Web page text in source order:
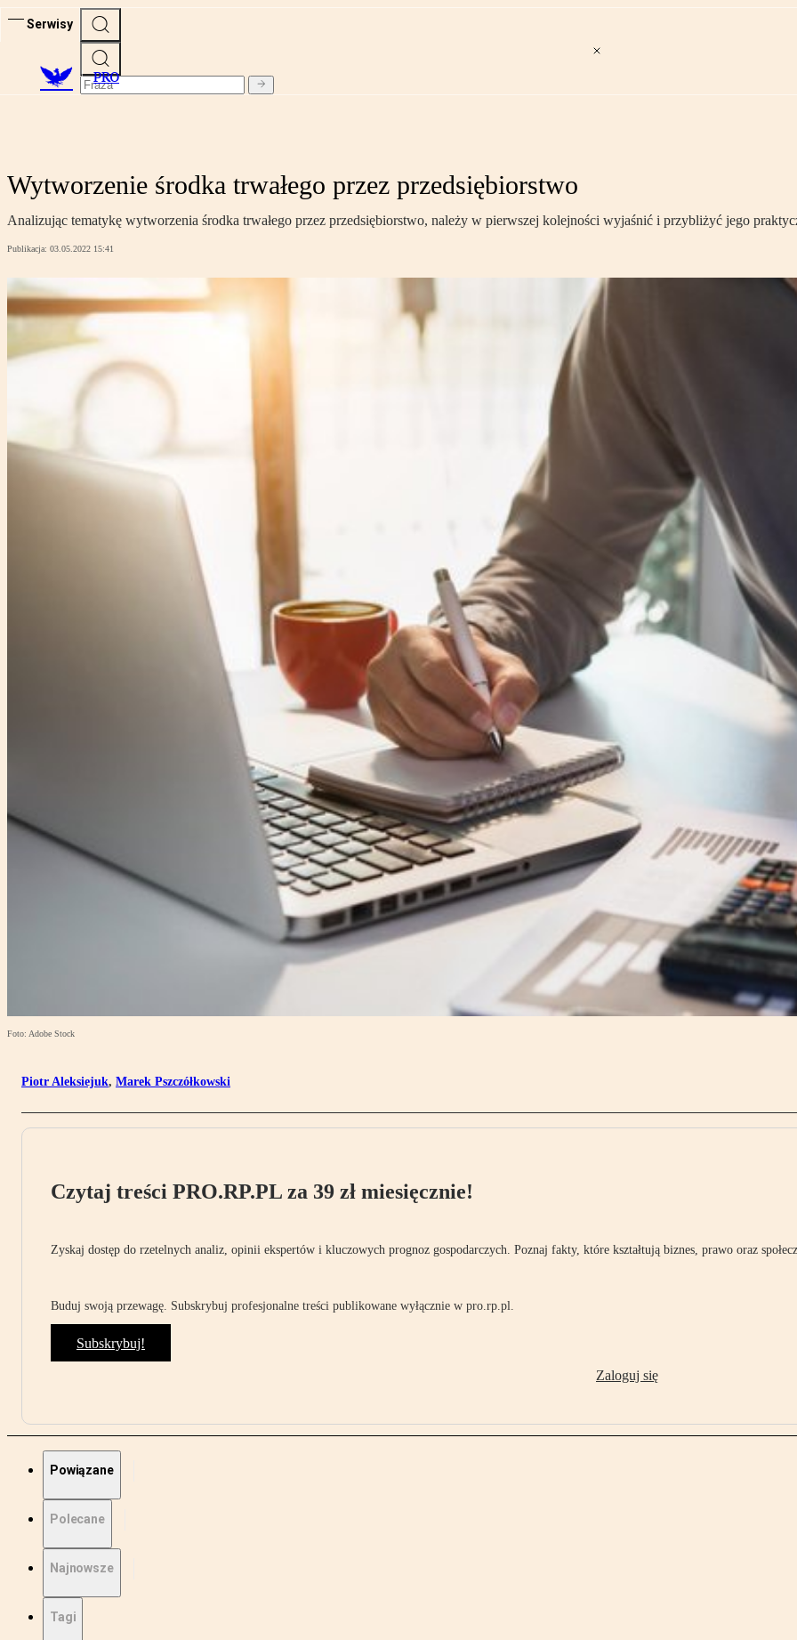
Serwisy
PRO
Wytworzenie środka trwałego przez przedsiębiorstwo
Analizując tematykę wytworzenia środka trwałego przez przedsiębiorstwo, należy w pierwszej kolejności wyjaśnić i przybliżyć jego
Publikacja: 03.05.2022 15:41
Foto: Adobe Stock
Piotr Aleksiejuk, Marek Pszczółkowski
Czytaj treści PRO.RP.PL za 39 zł miesięcznie!
Zyskaj dostęp do rzetelnych analiz, opinii ekspertów i kluczowych prognoz gospodarczych. Poznaj fakty, które kształtują biznes, prawo oraz
Buduj swoją przewagę. Subskrybuj profesjonalne treści publikowane wyłącznie w pro.rp.pl.
Subskrybuj!
Zaloguj się
Powiązane
Polecane
Najnowsze
Tagi